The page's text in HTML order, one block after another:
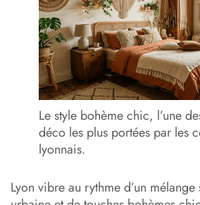
Le style bohème chic, l’une
déco les plus portées par les
lyonnais.
Lyon vibre au rythme d’un mélange